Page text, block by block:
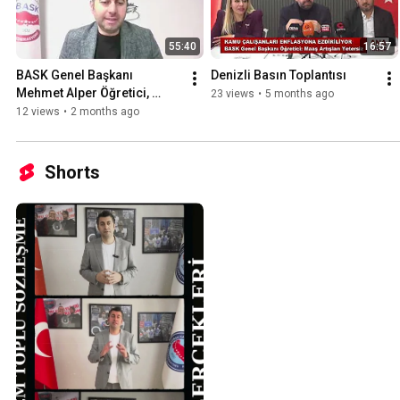
55:40
BASK Genel Başkanı
Mehmet Alper Öğretici,
Mustafa Balkız ile Sosyal
12 views • 2 months ago
16:57
Denizli Basın Toplantısı
23 views • 5 months ago
Shorts